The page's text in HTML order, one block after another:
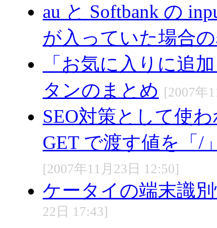
au と Softbank の
が入っていた場合
「お気に入りに追
タンのまとめ [2007年
SEO対策として使
GET で渡す値を「/
[2007年11月23日 12:50]
ケータイの端末識
22日 17:43]